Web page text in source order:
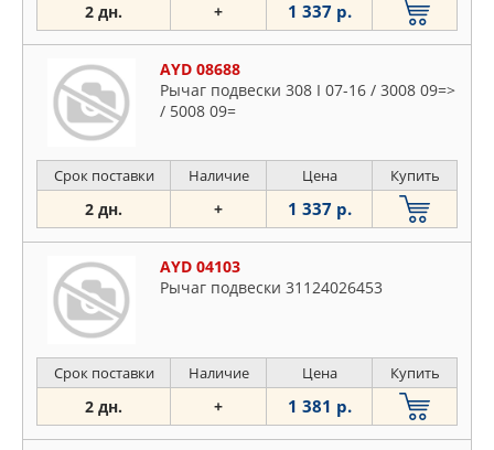
2 дн. + 1 337 р.
AYD 08688
Рычаг подвески 308 I 07-16 / 3008 09=>
/ 5008 09=
Срок поставки Наличие Цена Купить
2 дн. + 1 337 р.
AYD 04103
Рычаг подвески 31124026453
Срок поставки Наличие Цена Купить
2 дн. + 1 381 р.